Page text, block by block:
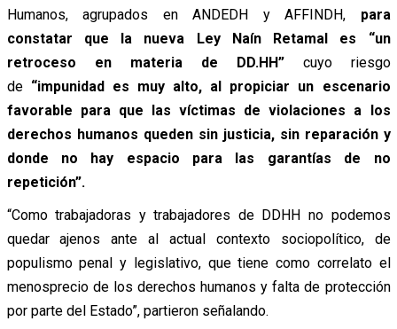
Humanos, agrupados en ANDEDH y AFFINDH, para
constatar que la nueva Ley Naín Retamal es “un
retroceso en materia de DD.HH” cuyo riesgo
de “impunidad es muy alto, al propiciar un escenario
favorable para que las víctimas de violaciones a los
derechos humanos queden sin justicia, sin reparación y
donde no hay espacio para las garantías de no
repetición”.
“Como trabajadoras y trabajadores de DDHH no podemos
quedar ajenos ante al actual contexto sociopolítico, de
populismo penal y legislativo, que tiene como correlato el
menosprecio de los derechos humanos y falta de protección
por parte del Estado”, partieron señalando.